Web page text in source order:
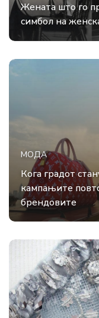
Жената што го
симбол на
МОДА
Кога градот
кампањите
брендовите